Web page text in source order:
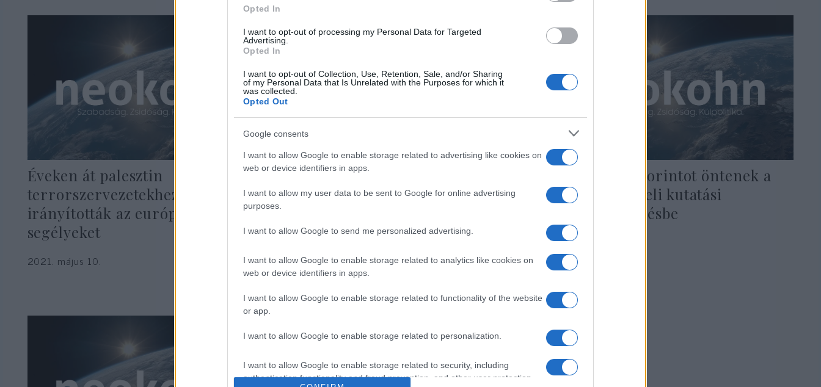
Opted In
I want to opt-out of processing my Personal Data for Targeted
Advertising.
Opted In
I want to opt-out of Collection, Use, Retention, Sale, and/or Sharing
of my Personal Data that Is Unrelated with the Purposes for which it
was collected.
Opted Out
Google consents
I want to allow Google to enable storage related to advertising like cookies on
web or device identifiers in apps.
I want to allow my user data to be sent to Google for online advertising
purposes.
I want to allow Google to send me personalized advertising.
I want to allow Google to enable storage related to analytics like cookies on
web or device identifiers in apps.
I want to allow Google to enable storage related to functionality of the website
or app.
I want to allow Google to enable storage related to personalization.
I want to allow Google to enable storage related to security, including
authentication functionality and fraud prevention, and other user protection.
Éveken át palesztin
terrorszervezetekhez
irányították az európai
segélyeket
2021. május 10.
Napirenden a másodgenerációs
holokauszt túlélők támogatása
2020. január 8.
Kétmilliárd forintot öntenek a
magyar-izraeli kutatási
együttműködésbe
2019. május 7.